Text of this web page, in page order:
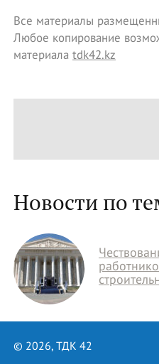
Все материалы
Любое копирование
материала tdk42.kz
Новости по
© 2026, ТДК 42